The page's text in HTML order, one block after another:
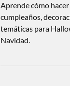
Aprende cómo
cumpleaños,
temáticas para
Navidad.